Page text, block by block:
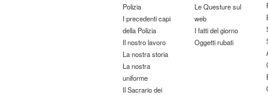
Polizia
I precedenti capi
della Polizia
Il nostro lavoro
La nostra storia
La nostra
uniforme
Il Sacrario dei
Le Questure sul
web
I fatti del giorno
Oggetti rubati